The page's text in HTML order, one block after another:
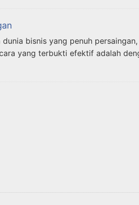
bisnis yang penuh
yang terbukti efektif adalah